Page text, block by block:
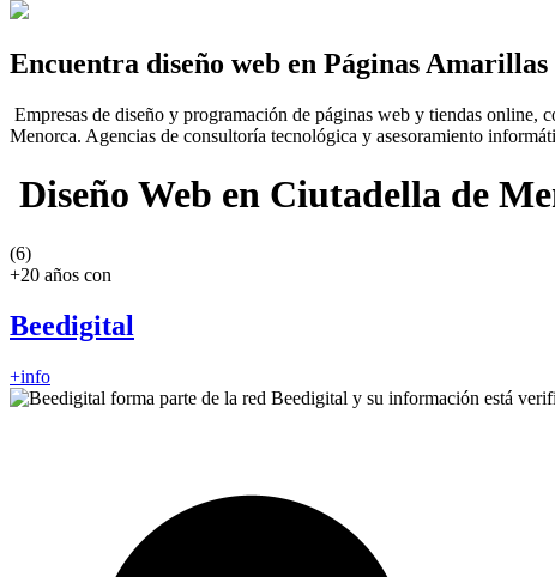
Encuentra diseño web en Páginas Amarillas
Empresas de diseño y programación de páginas web y tiendas online,
Menorca. Agencias de consultoría tecnológica y asesoramiento
Diseño Web en Ciutadella de
(6)
+20 años con
Beedigital
+info